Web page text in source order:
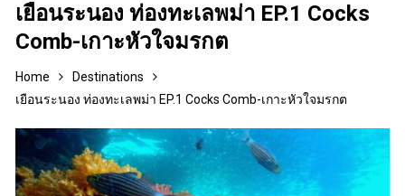
เยือนระนอง ท่องทะเลพม่า EP.1 Cocks
Comb-เกาะหัวใจมรกต
Home
Destinations
เยือนระนอง ท่องทะเลพม่า EP.1 Cocks Comb-เกาะหัวใจมรกต